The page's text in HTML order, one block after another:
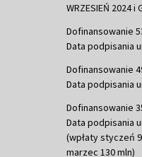
WRZESIEŃ 2024 i
Dofinansowanie
Data podpisania
Dofinansowanie
Data podpisania
Dofinansowanie
Data podpisania
(wpłaty styczeń
marzec 130 mln)